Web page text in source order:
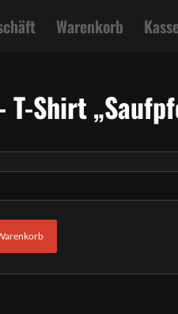
Warenkorb
Shirt